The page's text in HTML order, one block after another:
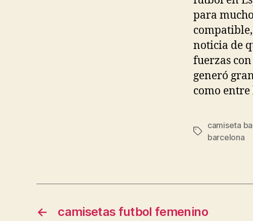
para
noticia de
fuerzas
generó
como entre
Etiquetas
camiseta
barcelona
← camisetas futbol femenino